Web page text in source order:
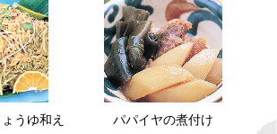
うゆ和え パパイヤの煮付け